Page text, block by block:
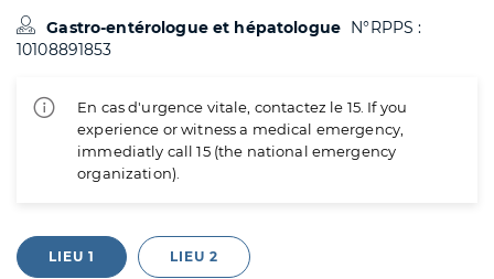
Gastro-entérologue et hépatologue N°RPPS :
10108891853
En cas d'urgence vitale, contactez le 15. If you
experience or witness a medical emergency,
immediatly call 15 (the national emergency
organization).
LIEU 1 LIEU 2